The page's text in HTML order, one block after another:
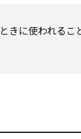
ときに使われるこ